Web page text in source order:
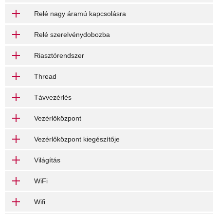
Relé nagy áramú kapcsolásra
Relé szerelvénydobozba
Riasztórendszer
Thread
Távvezérlés
Vezérlőközpont
Vezérlőközpont kiegészítője
Világítás
WiFi
Wifi